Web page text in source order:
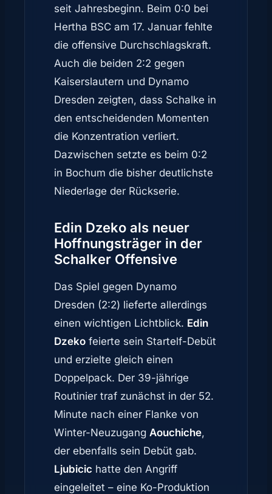
seit Jahresbeginn. Beim 0:0 bei
Hertha BSC am 17. Januar fehlte
die offensive Durchschlagskraft.
Auch die beiden 2:2 gegen
Kaiserslautern und Dynamo
Dresden zeigten, dass Schalke in
den entscheidenden Momenten
die Konzentration verliert.
Dazwischen setzte es beim 0:2
in Bochum die bisher deutlichste
Niederlage der Rückserie.
Edin Dzeko als neuer
Hoffnungsträger in der
Schalker Offensive
Das Spiel gegen Dynamo
Dresden (2:2) lieferte allerdings
einen wichtigen Lichtblick. Edin
Dzeko feierte sein Startelf-Debüt
und erzielte gleich einen
Doppelpack. Der 39-jährige
Routinier traf zunächst in der 52.
Minute nach einer Flanke von
Winter-Neuzugang Aouchiche,
der ebenfalls sein Debüt gab.
Ljubicic hatte den Angriff
eingeleitet – eine Ko-Produktion